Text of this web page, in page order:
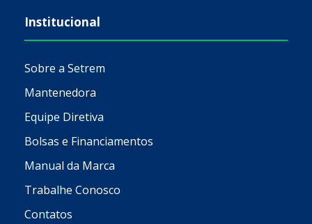
Institucional
Sobre a Setrem
Mantenedora
Equipe Diretiva
Bolsas e Financiamentos
Manual da Marca
Trabalhe Conosco
Contatos